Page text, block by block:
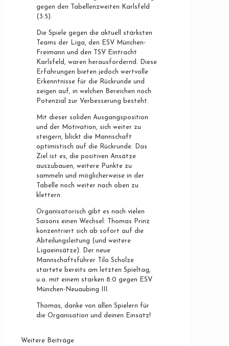
gegen den Tabellenzweiten Karlsfeld
(3:5).
Die Spiele gegen die aktuell stärksten
Teams der Liga, den ESV München-
Freimann und den TSV Eintracht
Karlsfeld, waren herausfordernd. Diese
Erfahrungen bieten jedoch wertvolle
Erkenntnisse für die Rückrunde und
zeigen auf, in welchen Bereichen noch
Potenzial zur Verbesserung besteht.
Mit dieser soliden Ausgangsposition
und der Motivation, sich weiter zu
steigern, blickt die Mannschaft
optimistisch auf die Rückrunde. Das
Ziel ist es, die positiven Ansätze
auszubauen, weitere Punkte zu
sammeln und möglicherweise in der
Tabelle noch weiter nach oben zu
klettern.
Organisatorisch gibt es nach vielen
Saisons einen Wechsel: Thomas Prinz
konzentriert sich ab sofort auf die
Abteilungsleitung (und weitere
Ligaeinsätze). Der neue
Mannschaftsführer Tilo Scholze
startete bereits am letzten Spieltag,
u.a. mit einem starken 8:0 gegen ESV
München-Neuaubing III.
Thomas, danke von allen Spielern für
die Organisation und deinen Einsatz!
Weitere Beiträge